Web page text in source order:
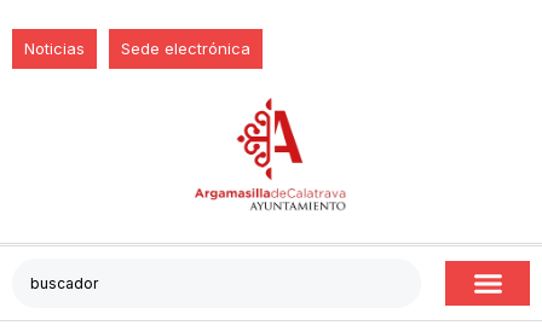
Noticias Sede electrónica